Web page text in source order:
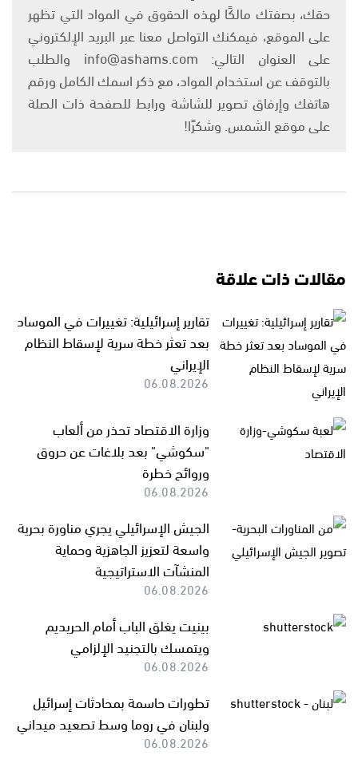
حقك، بصفتك مالكًا لهذه الحقوق في المواد التي تظهر
على الموقع، فيمكنك التواصل معنا عبر البريد الإلكتروني
على العنوان التالي: info@ashams.com والطلب
بالتوقف عن استخدام المواد، مع ذكر اسمك الكامل ورقم
هاتفك وإرفاق تصوير للشاشة ورابط للصفحة ذات الصلة
على موقع الشمس. وشكرًا!
مقالات ذات علاقة
تقارير إسرائيلية: تغييرات في الموساد
بعد تعثر خطة سرية لإسقاط النظام
الإيراني
06.08.2026
وزارة الاقتصاد تحذر من ألعاب
"سكوشي" بعد بلاغات عن حروق
وروائح خطرة
06.08.2026
الجيش الإسرائيلي يجري مناورة بحرية
واسعة لتعزيز الجاهزية وحماية
المنشآت الاستراتيجية
06.08.2026
بينيت يغلق الباب أمام الحريديم
ويتمسك بالتجنيد الإلزامي
06.08.2026
تطورات حاسمة بمحادثات إسرائيل
ولبنان في روما وسط تصعيد ميداني
06.08.2026